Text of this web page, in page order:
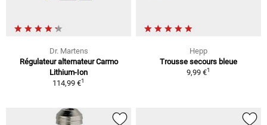
Dr. Martens
Régulateur alternateur Carmo
Lithium-Ion
114,99 €1
Hepp
Trousse secours bleue
9,99 €1